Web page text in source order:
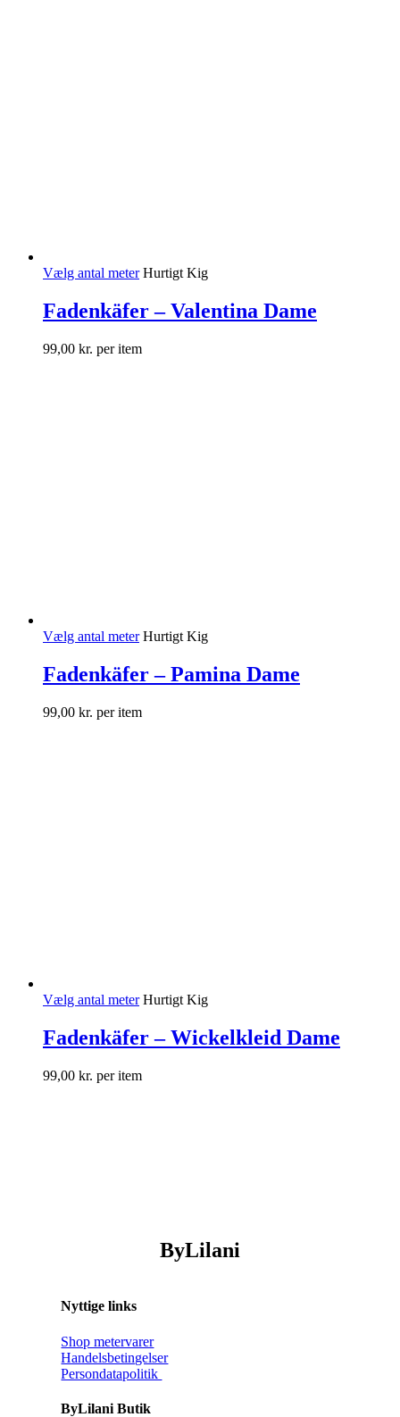
Vælg antal meter Hurtigt Kig
Fadenkäfer – Valentina Dame
99,00 kr. per item
Vælg antal meter Hurtigt Kig
Fadenkäfer – Pamina Dame
99,00 kr. per item
Vælg antal meter Hurtigt Kig
Fadenkäfer – Wickelkleid Dame
99,00 kr. per item
ByLilani
Nyttige links
Shop metervarer
Handelsbetingelser
Persondatapolitik
ByLilani Butik